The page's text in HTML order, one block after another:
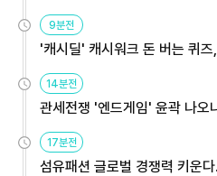
9분전
'캐시딜' 캐시워크 돈 버는 퀴
14분전
관세전쟁 '엔드게임' 윤곽 나
17분전
섬유패션 글로벌 경쟁력 키운